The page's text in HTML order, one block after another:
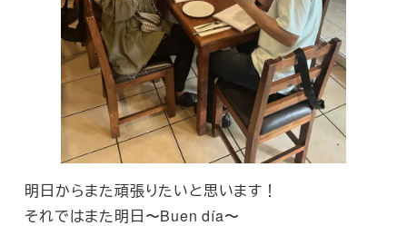
明日からまた頑張りたいと思います！
それではまた明日〜Buen día〜